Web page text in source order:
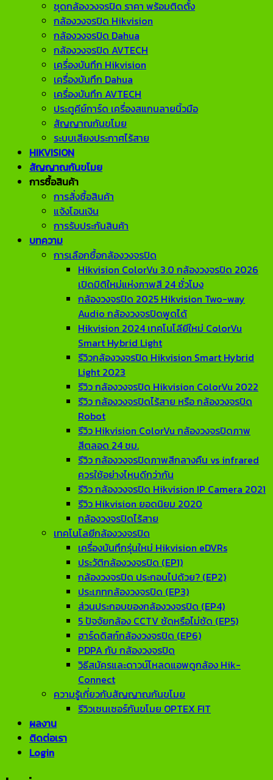
ชุดกล้องวงจรปิด ราคา พร้อมติดตั้ง
กล้องวงจรปิด Hikvision
กล้องวงจรปิด Dahua
กล้องวงจรปิด AVTECH
เครื่องบันทึก Hikvision
เครื่องบันทึก Dahua
เครื่องบันทึก AVTECH
ประตูคีย์การ์ด เครื่องสแกนลายนิ้วมือ
สัญญาณกันขโมย
ระบบเสียงประกาศไร้สาย
HIKVISION
สัญญาณกันขโมย
การซื้อสินค้า
การสั่งซื้อสินค้า
แจ้งโอนเงิน
การรับประกันสินค้า
บทความ
การเลือกซื้อกล้องวงจรปิด
Hikvision ColorVu 3.0 กล้องวงจรปิด 2026
เปิดมิติใหม่แห่งภาพสี 24 ชั่วโมง
กล้องวงจรปิด 2025 Hikvision Two-way
Audio กล้องวงจรปิดพูดได้
Hikvision 2024 เทคโนโลียีใหม่ ColorVu
Smart Hybrid Light
รีวิวกล้องวงจรปิด Hikvision Smart Hybrid
Light 2023
รีวิว กล้องวงจรปิด Hikvision ColorVu 2022
รีวิว กล้องวงจรปิดไร้สาย หรือ กล้องวงจรปิด
Robot
รีวิว Hikvision ColorVu กล้องวงจรปิดภาพ
สีตลอด 24 ชม.
รีวิว กล้องวงจรปิดภาพสีกลางคืน vs infrared
ควรใช้อย่างไหนดีกว่ากัน
รีวิว กล้องวงจรปิด Hikvision IP Camera 2021
รีวิว Hikvision ยอดนิยม 2020
กล้องวงจรปิดไร้สาย
เทคโนโลยีกล้องวงจรปิด
เครื่องบันทึกรุ่นใหม่ Hikvision eDVRs
ประวัติกล้องวงจรปิด (EP1)
กล้องวงจรปิด ประกอบไปด้วย? (EP2)
ประเภทกล้องวงจรปิด (EP3)
ส่วนประกอบของกล้องวงจรปิด (EP4)
5 ปัจจัยกล้อง CCTV ชัดหรือไม่ชัด (EP5)
ฮาร์ดดิสก์กล้องวงจรปิด (EP6)
PDPA กับ กล้องวงจรปิด
วิธีสมัครและดาวน์โหลดแอพดูกล้อง Hik-
Connect
ความรู้เกี่ยวกับสัญญาณกันขโมย
รีวิวเซนเซอร์กันขโมย OPTEX FIT
ผลงาน
ติดต่อเรา
Login